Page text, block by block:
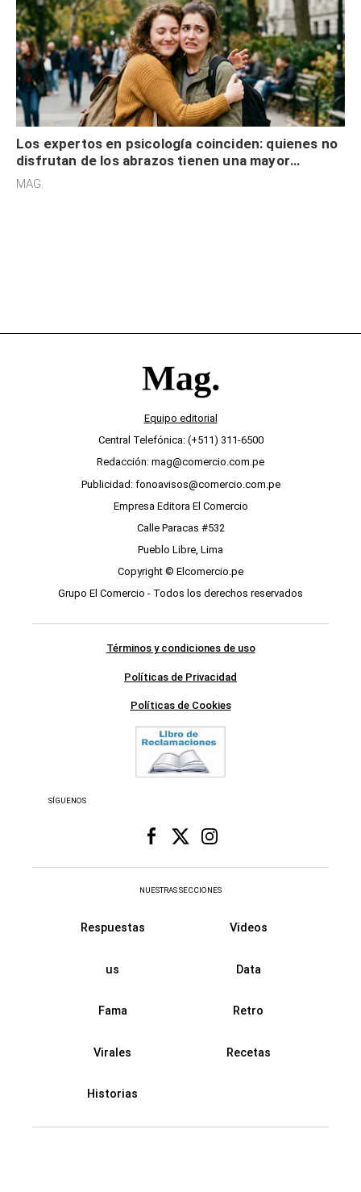
Los expertos en psicología coinciden: quienes no
disfrutan de los abrazos tienen una mayor
sensibilidad a los estímulos físicos y no es por
MAG.
Equipo editorial
Central Telefónica: (+511) 311-6500
Redacción: mag@comercio.com.pe
Publicidad: fonoavisos@comercio.com.pe
Empresa Editora El Comercio
Calle Paracas #532
Pueblo Libre, Lima
Copyright © Elcomercio.pe
Grupo El Comercio - Todos los derechos reservados
Términos y condiciones de uso
Políticas de Privacidad
Políticas de Cookies
SÍGUENOS
NUESTRAS SECCIONES
Respuestas Videos
us Data
Fama Retro
Virales Recetas
Historias